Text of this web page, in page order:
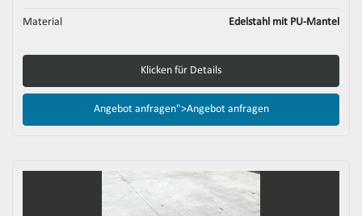
Material Edelstahl mit PU-Mantel
Klicken für Details
Angebot anfragen">Angebot anfragen